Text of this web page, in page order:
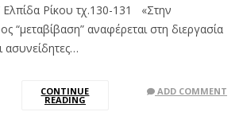
Ρίκου τχ.130-131 «Στην
“μεταβίβαση” αναφέρεται στη διεργασία
ασυνείδητες…
CONTINUE
READING
ADD COMMENT